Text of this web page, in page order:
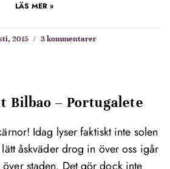
LÄS MER »
2015 3 kommentarer
Bilbao – Portugalete
Idag lyser faktiskt inte solen
åskväder drog in över oss igår